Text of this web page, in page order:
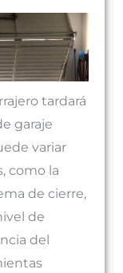
tardará
garaje
variar
como la
de cierre,
de
del